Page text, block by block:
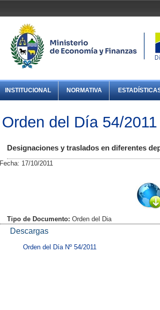
INSTITUCIONAL NORMATIVA
Orden del Día 54/2011
Designaciones y traslados en diferentes
Fecha: 17/10/2011
Tipo de Documento: Orden del Dia
Descargas
Orden del Día Nº 54/2011